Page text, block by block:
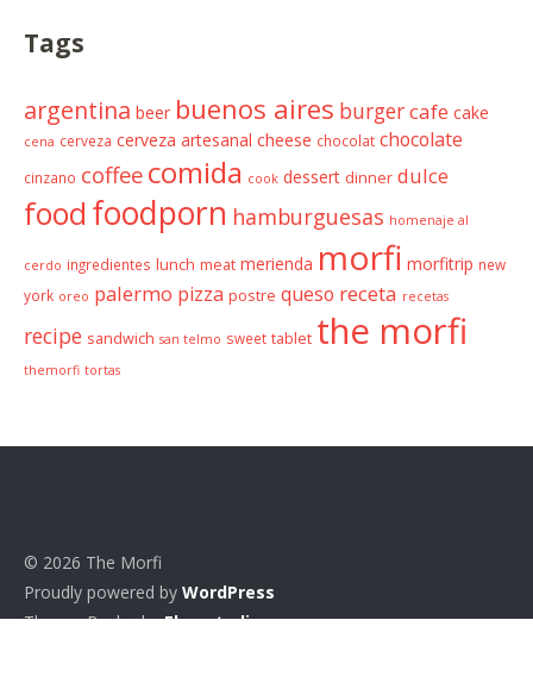
Tags
argentina beer buenos aires burgercafe cake
cena cerveza cerveza artesanal cheese chocolat chocolate
cinzano coffee comida cook dessert dinner dulce
food foodporn hamburguesas homenaje al
cerdo ingredientes lunch meat merienda morfi morfitrip new
york oreo palermo pizza postre queso receta recetas
recipe sandwich san telmo sweet tablet the morfi
themorfi tortas
© 2026 The Morfi
Proudly powered by WordPress
Theme: Baylys byElmastudio